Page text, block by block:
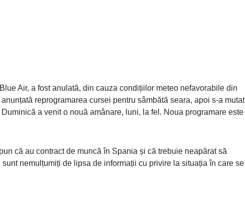
Air, a fost anulată, din cauza condițiilor meteo nefavorabile din
reprogramarea cursei pentru sâmbătă seara, apoi s-a mutat
a venit o nouă amânare, luni, la fel. Noua programare este
că au contract de muncă în Spania și că trebuie neapărat să
nemulțumiți de lipsa de informații cu privire la situația în care se